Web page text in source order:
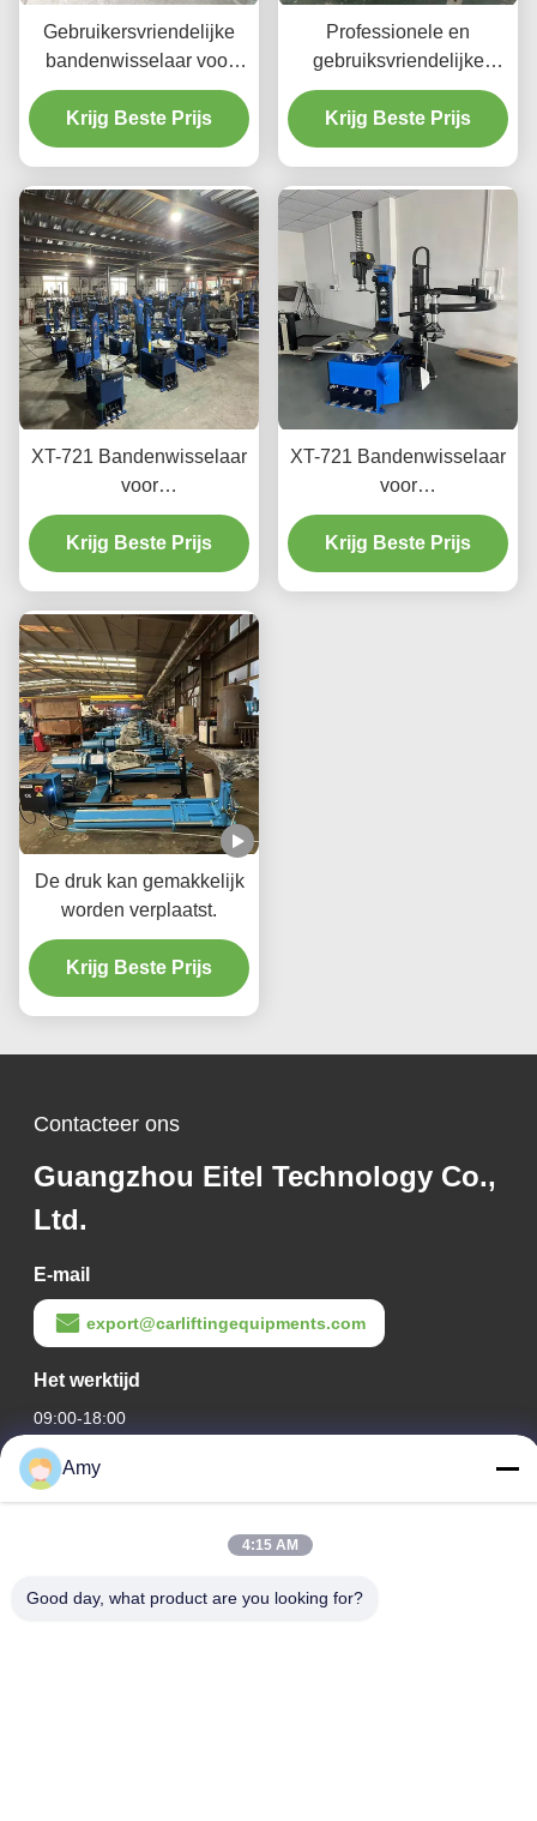
Gebruikersvriendelijke
bandenwisselaar voor
auto-
reparatiewerkplaatsen en
garages CE-
gemakkelijk te bedienen
Krijg Beste Prijs
Professionele en
gebruiksvriendelijke
bandenwisselaar voor
autoreparatiewerkplaatsen
en garages, CE-
Krijg Beste Prijs
XT-721 Bandenwisselaar
voor
autoreparatiewerkplaatsen
en garages Geschikt voor
diverse bandenmaten
Eenvoudig te bedienen
Krijg Beste Prijs
XT-721 Bandenwisselaar
voor
Autoreparatiewerkplaatsen
en Garages
Krijg Beste Prijs
De druk kan gemakkelijk
worden verplaatst.
Krijg Beste Prijs
Contacteer ons
Guangzhou Eitel Technology Co.,
Ltd.
E-mail
export@carliftingequipments.com
Het werktijd
09:00-18:00
Ons adres
Nationale weg 106, Huadu-district, Guangzhou
Fabrieksadres
Amy
4:15 AM
Good day, what product are you looking for?